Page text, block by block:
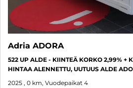
Adria ADORA
522 UP ALDE - KIINTEÄ KORKO 2,99% +
HINTAA ALENNETTU, UUTUUS ALDE
2025 , 0 km, Vuodepaikat 4